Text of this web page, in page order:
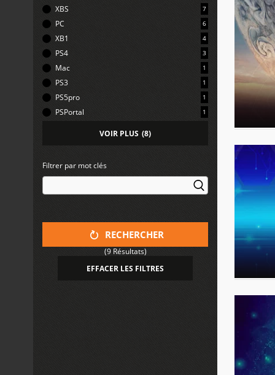
XBS 7
PC 6
XB1 4
PS4 3
Mac 1
PS3 1
PS5pro 1
PSPortal 1
VOIR PLUS (8)
Filtrer par mot clés
RECHERCHER
(9 Résultats)